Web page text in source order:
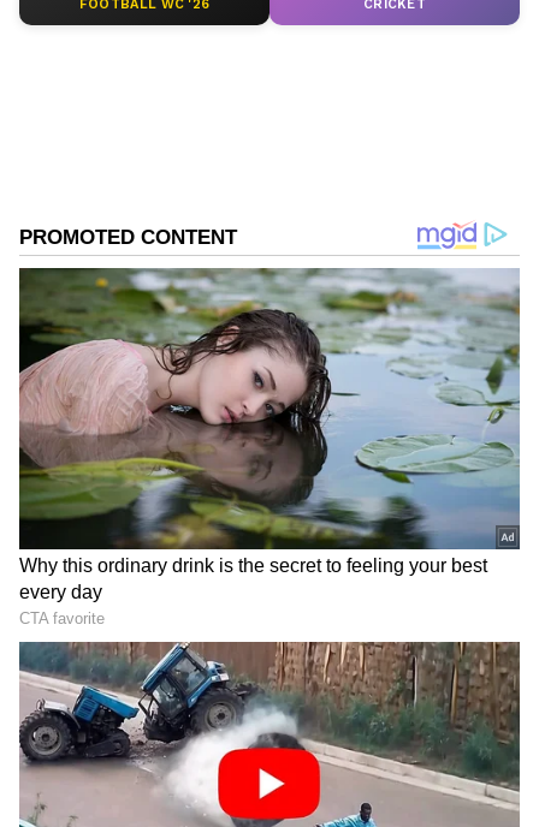
ಸರ್ಕಾರಿ ಶಾಲೆಗಳು ಅಮೃತ ಮಹೋತ್ಸವ
ಆಚರಿಸಿಕೊಳ್ಳುವುದು ಸಂತಸದ ಸಂಗತಿ
ಸರ್ಕಾರಿ ಶಾಲೆಗಳಿಗೆ 51,000 ಅತಿಥಿ ಶಿಕ್ಷಕರ
ನೇಮಕಾತಿಗೆ ಸರ್ಕಾರ ಅನುಮತಿ; ಆಯ್ಕೆ ಪ್ರಕ್ರಿಯೆ ವಿವರ
ಇಲ್ಲಿದೆ!
DOWNLOAD APP
RECOMMENDED STORIES
ಉದ್ಯೋಗಾಕಾಂಕ್ಷಿಗಳಿಗೆ ಭರ್ಜರಿ
ಗುಡ್‌ನ್ಯೂಸ್: ಕೆಇಎಯಿಂದ 4,723
ಹುದ್ದೆಗಳ ಭರ್ತಿಗೆ ಅರ್ಜಿ ಆಹ್ವಾನ
16ನೇ ವಯಸ್ಸಿಗೆ ಎಲ್ಲರ
ಮನವೊಲಿಸಿ ಶಾಲೆ ಬಿಟ್ಟ ಬಾಲಕಿ,
ಇಂದು 7 ಸಾವಿರ ರೂ.ಕೋಟಿ
FOOTBALL WC '26 CRICKET